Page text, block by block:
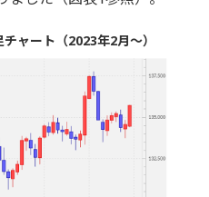
ャート（2023年2月～）